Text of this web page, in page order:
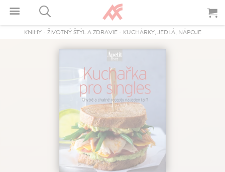
KNIHY- ŽIVOTNÝ ŠTÝL A ZDRAVIE- KUCHÁRKY, JEDLÁ, NÁPOJE